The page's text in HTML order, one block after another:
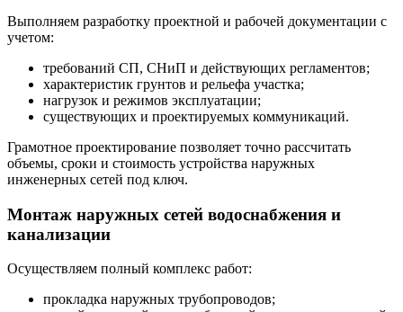
Выполняем разработку проектной и рабочей документации с
учетом:
требований СП, СНиП и действующих регламентов;
характеристик грунтов и рельефа участка;
нагрузок и режимов эксплуатации;
существующих и проектируемых коммуникаций.
Грамотное проектирование позволяет точно рассчитать
объемы, сроки и стоимость устройства наружных
инженерных сетей под ключ.
Монтаж наружных сетей водоснабжения и
канализации
Осуществляем полный комплекс работ:
прокладка наружных трубопроводов;